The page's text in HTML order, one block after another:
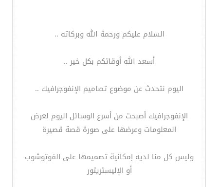
السلام عليكم ورحمة الله وبركاته ..
أسعد الله أوقاتكم بكل خير ..
اليوم نتحدث عن موضوع تصاميم الإنفوجرافيك ..
الإنفوجرافيك أصبحت من أسرع الوسائل اليوم لعرض
المعلومات وعرضها على صورة قصة قصيرة
وليس كل منا لديه إمكانية تصميمها على الفوتوشوب
أو الإليستريتور